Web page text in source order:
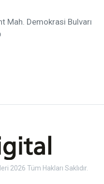
Mah. Demokrasi Bulvarı
2026 Tüm Hakları Saklıdır.